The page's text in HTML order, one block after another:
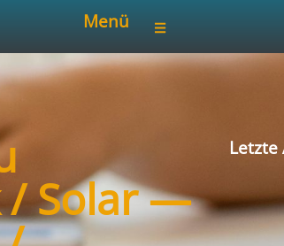
Menü
/ Solar —
Letzte